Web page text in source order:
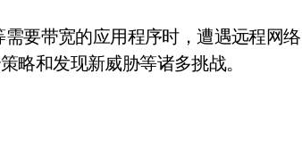
要带宽的应用程序时，遭遇远程网络
略和发现新威胁等诸多挑战。